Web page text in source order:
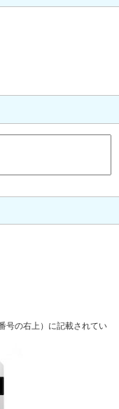
号の右上）に記載されてい